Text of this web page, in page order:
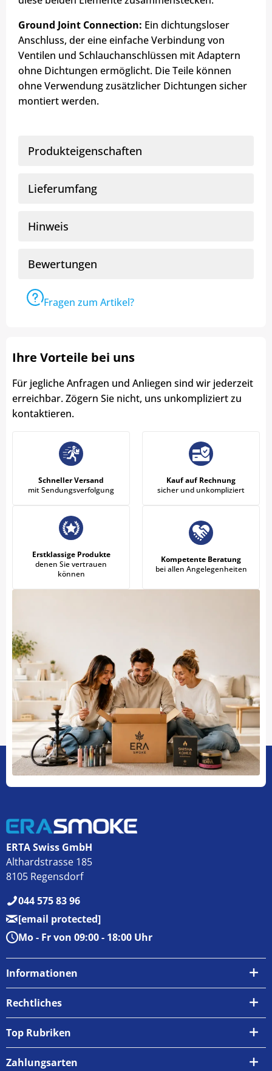
Ground Joint Connection: Ein dichtungsloser
Anschluss, der eine einfache Verbindung von
Ventilen und Schlauchanschlüssen mit Adaptern
ohne Dichtungen ermöglicht. Die Teile können
ohne Verwendung zusätzlicher Dichtungen sicher
montiert werden.
Produkteigenschaften
Lieferumfang
Hinweis
Bewertungen
Fragen zum Artikel?
Ihre Vorteile bei uns
Für jegliche Anfragen und Anliegen sind wir jederzeit
erreichbar. Zögern Sie nicht, uns unkompliziert zu
kontaktieren.
Schneller Versand
mit Sendungsverfolgung
Kauf auf Rechnung
sicher und unkompliziert
Erstklassige Produkte
denen Sie vertrauen
können
Kompetente Beratung
bei allen Angelegenheiten
ERTA Swiss GmbH
Althardstrasse 185
8105 Regensdorf
044 575 83 96
[email protected]
Mo - Fr von 09:00 - 18:00 Uhr
Informationen
Über uns
Zahlungsarten
Rechtliches
AGB
Top Rubriken
Zahlungsarten